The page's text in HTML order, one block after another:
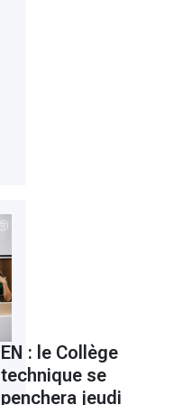
EN : le Collège
technique se
penchera jeudi